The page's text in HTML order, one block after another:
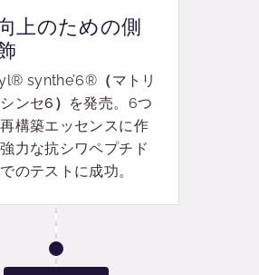
上のための側
synthe’6® （マトリ
ンセ6 ） を発売。6つ
構築エッセンスに作
力な抗シワペプチド
のテストに成功。